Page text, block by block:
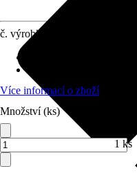
č. výrobku
Více informací o zboží
Množství (ks)
1 ks